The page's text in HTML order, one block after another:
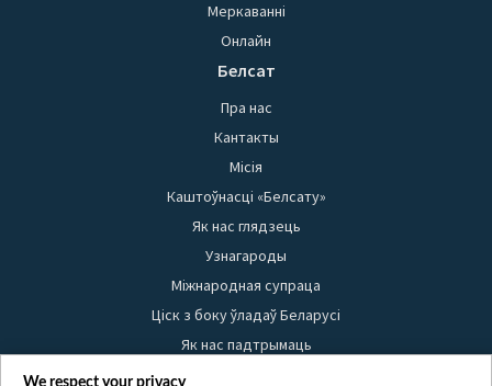
Меркаванні
Онлайн
Белсат
Пра нас
Кантакты
Місія
Каштоўнасці «Белсату»
Як нас глядзець
Узнагароды
Міжнародная супраца
Ціск з боку ўладаў Беларусі
Як нас падтрымаць
Правілы выкарыстання матэрыялаў
We respect your privacy